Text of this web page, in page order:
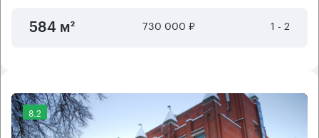
584 м² 730 000 ₽ 1 - 2
8.2